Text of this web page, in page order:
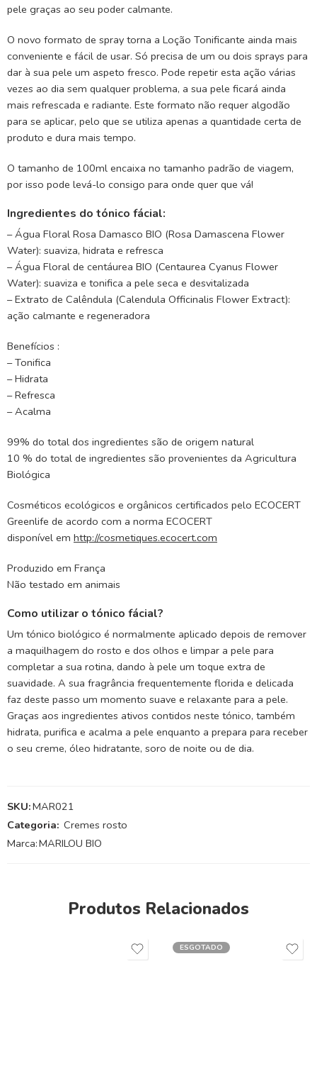
pele graças ao seu poder calmante.
O novo formato de spray torna a Loção Tonificante ainda mais
conveniente e fácil de usar. Só precisa de um ou dois sprays para
dar à sua pele um aspeto fresco. Pode repetir esta ação várias
vezes ao dia sem qualquer problema, a sua pele ficará ainda
mais refrescada e radiante. Este formato não requer algodão
para se aplicar, pelo que se utiliza apenas a quantidade certa de
produto e dura mais tempo.
O tamanho de 100ml encaixa no tamanho padrão de viagem,
por isso pode levá-lo consigo para onde quer que vá!
Ingredientes do tónico fácial:
– Água Floral Rosa Damasco BIO (Rosa Damascena Flower
Water): suaviza, hidrata e refresca
– Água Floral de centáurea BIO (Centaurea Cyanus Flower
Water): suaviza e tonifica a pele seca e desvitalizada
– Extrato de Calêndula (Calendula Officinalis Flower Extract):
ação calmante e regeneradora
Benefícios :
– Tonifica
– Hidrata
– Refresca
– Acalma
99% do total dos ingredientes são de origem natural
10 % do total de ingredientes são provenientes da Agricultura
Biológica
Cosméticos ecológicos e orgânicos certificados pelo ECOCERT
Greenlife de acordo com a norma ECOCERT
disponível em http://cosmetiques.ecocert.com
Produzido em França
Não testado em animais
Como utilizar o tónico fácial?
Um tónico biológico é normalmente aplicado depois de remover
a maquilhagem do rosto e dos olhos e limpar a pele para
completar a sua rotina, dando à pele um toque extra de
suavidade. A sua fragrância frequentemente florida e delicada
faz deste passo um momento suave e relaxante para a pele.
Graças aos ingredientes ativos contidos neste tónico, também
hidrata, purifica e acalma a pele enquanto a prepara para receber
o seu creme, óleo hidratante, soro de noite ou de dia.
SKU:MAR021
Categoria: Cremes rosto
Marca:MARILOU BIO
Produtos Relacionados
ESGOTADO